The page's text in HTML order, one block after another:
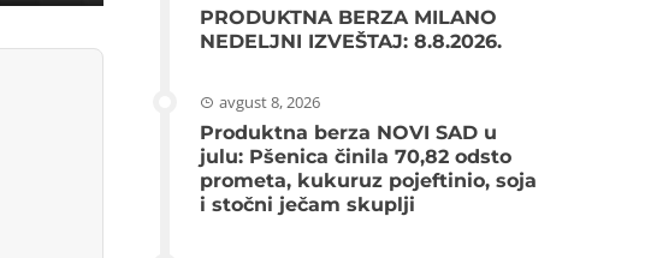
PRODUKTNA BERZA MILANO
NEDELJNI IZVEŠTAJ: 8.8.2026.
avgust 8, 2026
Produktna berza NOVI SAD u
julu: Pšenica činila 70,82 odsto
prometa, kukuruz pojeftinio, soja
i stočni ječam skuplji